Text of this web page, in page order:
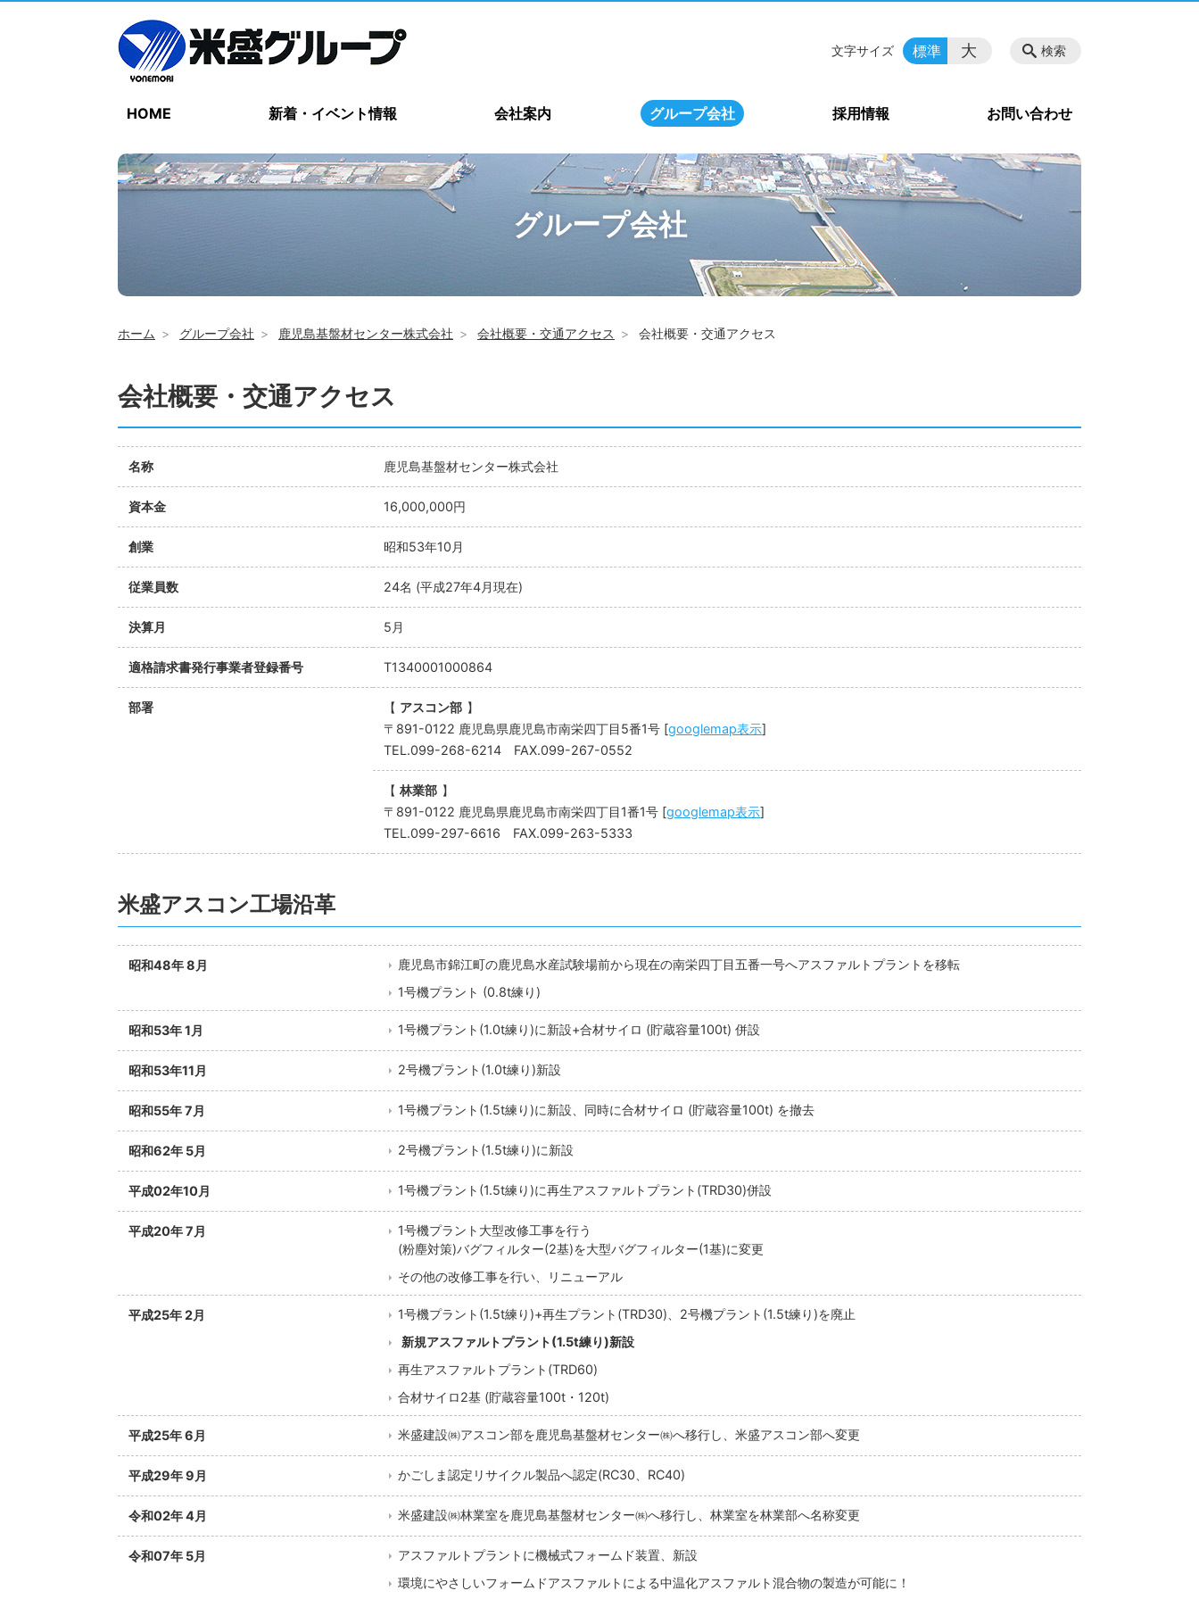
HOME 新着・イベント情報 会社案内 グループ会社 採用情報 お問い合わせ
検索
文字サイズ 標準 大
グループ会社
ホーム グループ会社 鹿児島基盤材センター株式会社 会社概要・交通アクセス 会社概要・交通アクセス
会社概要・交通アクセス
名称 鹿児島基盤材センター株式会社
資本金 16,000,000円
創業 昭和53年10月
従業員数 24名 (平成27年4月現在)
決算月 5月
適格請求書発行事業者登録番号 T1340001000864
部署 【 アスコン部 】
〒891-0122 鹿児島県鹿児島市南栄四丁目5番1号 [googlemap表示]
TEL.099-268-6214 FAX.099-267-0552
【 林業部 】
〒891-0122 鹿児島県鹿児島市南栄四丁目1番1号 [googlemap表示]
TEL.099-297-6616 FAX.099-263-5333
米盛アスコン工場沿革
昭和48年 8月
鹿児島市錦江町の鹿児島水産試験場前から現在の南栄四丁目五番一号へアスファルトプラントを移転
1号機プラント (0.8t練り)
昭和53年 1月 1号機プラント(1.0t練り)に新設+合材サイロ (貯蔵容量100t) 併設
昭和53年11月 2号機プラント(1.0t練り)新設
昭和55年 7月 1号機プラント(1.5t練り)に新設、同時に合材サイロ (貯蔵容量100t) を撤去
昭和62年 5月 2号機プラント(1.5t練り)に新設
平成02年10月 1号機プラント(1.5t練り)に再生アスファルトプラント(TRD30)併設
平成20年 7月
1号機プラント大型改修工事を行う
(粉塵対策)バグフィルター(2基)を大型バグフィルター(1基)に変更
その他の改修工事を行い、リニューアル
平成25年 2月
1号機プラント(1.5t練り)+再生プラント(TRD30)、2号機プラント(1.5t練り)を廃止
新規アスファルトプラント(1.5t練り)新設
再生アスファルトプラント(TRD60)
合材サイロ2基 (貯蔵容量100t・120t)
平成25年 6月 米盛建設㈱アスコン部を鹿児島基盤材センター㈱へ移行し、米盛アスコン部へ変更
平成29年 9月 かごしま認定リサイクル製品へ認定(RC30、RC40)
令和02年 4月 米盛建設㈱林業室を鹿児島基盤材センター㈱へ移行し、林業室を林業部へ名称変更
令和07年 5月
アスファルトプラントに機械式フォームド装置、新設
環境にやさしいフォームドアスファルトによる中温化アスファルト混合物の製造が可能に！